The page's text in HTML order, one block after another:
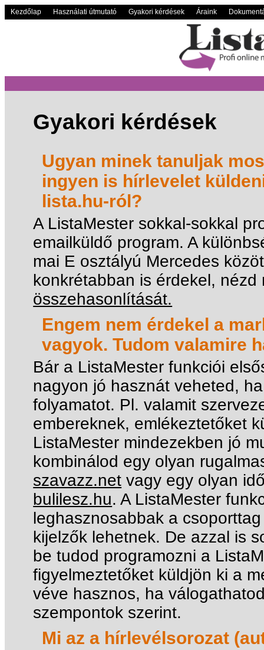
Kezdőlap Használati útmutató Gyakori kérdések Áraink
Gyakori kérdések
Ugyan minek tanuljak
ingyen is hírlevelet
lista.hu-ról?
A ListaMester sokkal-sokkal
emailküldő program. A
mai E osztályú Mercedes
konkrétabban is érdekel,
összehasonlítását.
Engem nem érdekel a
vagyok. Tudom valamire
Bár a ListaMester funkciói
nagyon jó hasznát veheted,
folyamatot. Pl. valamit
embereknek, emlékeztetőket
ListaMester mindezekben jó
kombinálod egy olyan
szavazz.net vagy egy olyan
bulilesz.hu. A ListaMester
leghasznosabbak a
kijelzők lehetnek. De azzal is
be tudod programozni a
figyelmeztetőket küldjön ki a
véve hasznos, ha
szempontok szerint.
Mi az a hírlevélsorozat